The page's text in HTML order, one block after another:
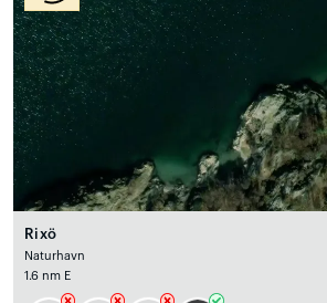
Rixö
Naturhavn
1.6 nm E